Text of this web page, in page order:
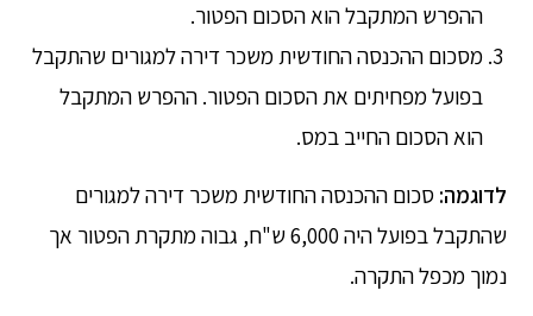
ההפרש המתקבל הוא הסכום הפטור.
מסכום ההכנסה החודשית משכר דירה למגורים שהתקבל
בפועל מפחיתים את הסכום הפטור. ההפרש המתקבל
הוא הסכום החייב במס.
לדוגמה: סכום ההכנסה החודשית משכר דירה למגורים
שהתקבל בפועל היה 6,000 ש"ח, גבוה מתקרת הפטור אך
נמוך מכפל התקרה.